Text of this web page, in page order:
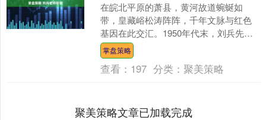
在皖北平原的萧县，黄河故道蜿蜒如
带，皇藏峪松涛阵阵，千年文脉与红色
基因在此交汇。1950年代末，刘兵先生
就出生在这片厚重而奋进的土地上。他
是上世纪70年代前期参....
掌盘策略
查看： 197 分类： 聚美策略
聚美策略文章已加载完成